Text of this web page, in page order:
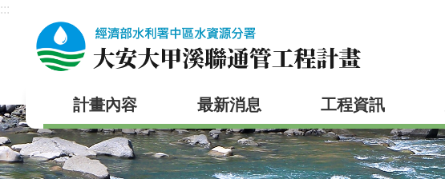
跳到主要內容區塊
:::
計畫內容 最新消息 工程資訊